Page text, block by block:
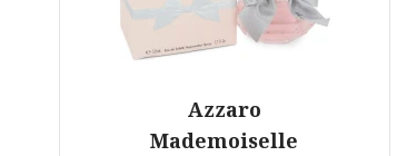
Azzaro
Mademoiselle